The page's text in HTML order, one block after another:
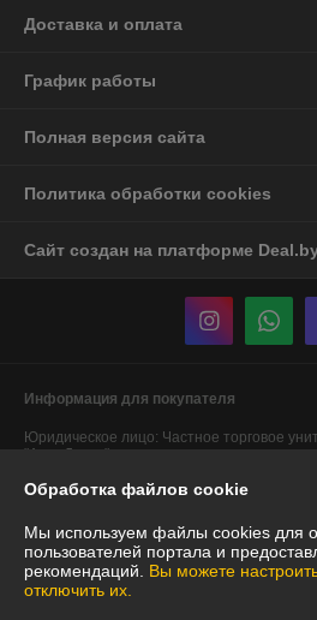
Доставка и оплата
График работы
Полная версия сайта
Политика обработки cookies
Сайт создан на платформе
Информация для покупателя
Юридическое лицо: Частное торговое
"АннаДекор"
УНП: 290487319
Регистрационный орган: Брестский
Обработка файлов cookie
Мы используем файлы cookies для
пользователей портала и
рекомендаций. Вы можете
отключить их.